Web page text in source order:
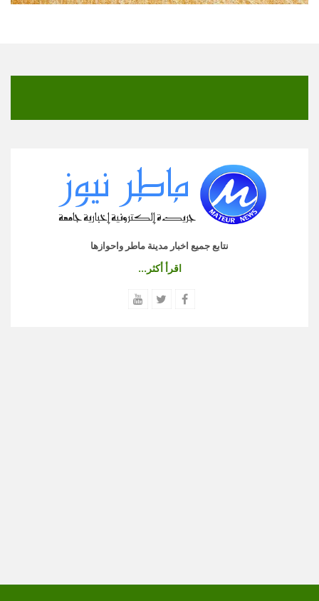
نتابع جميع اخبار مدينة ماطر واحوازها
اقرأ أكثر...